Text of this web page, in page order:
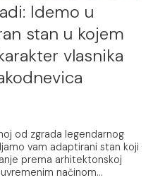
Idemo u
stan u kojem
vlasnika
od zgrada legendarnog
vam adaptirani stan koji
prema arhitektonskoj
načinom...